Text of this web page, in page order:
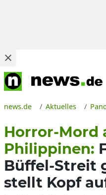
news.de Aktuelles
Horror-Mord
Philippinen:
Büffel-Streit
stellt Kopf